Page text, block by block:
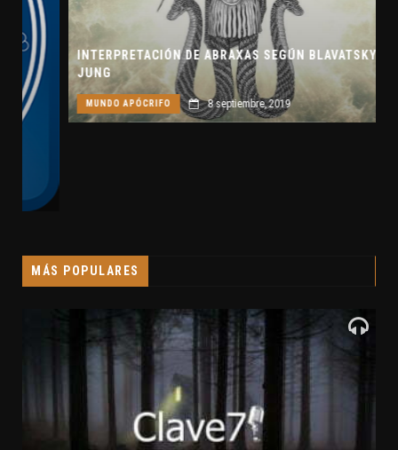
INTERPRETACIÓN DE ABRAXAS SEGÚN BLAVATSKY Y
JUNG
MUNDO APÓCRIFO 8 septiembre, 2019
MÁS POPULARES